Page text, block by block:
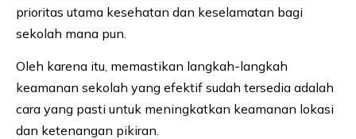
prioritas utama kesehatan dan keselamatan bagi
sekolah mana pun.
Oleh karena itu, memastikan langkah-langkah
keamanan sekolah yang efektif sudah tersedia adalah
cara yang pasti untuk meningkatkan keamanan lokasi
dan ketenangan pikiran.